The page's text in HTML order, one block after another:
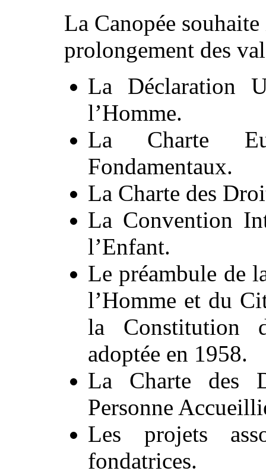
La Canopée
prolongement des
La Déclaration
l’Homme.
La Charte
Fondamentaux.
La Charte des
La Convention
l’Enfant.
Le préambule de
l’Homme et du
la Constitution
adoptée en 1958.
La Charte des
Personne
Les projets
fondatrices.